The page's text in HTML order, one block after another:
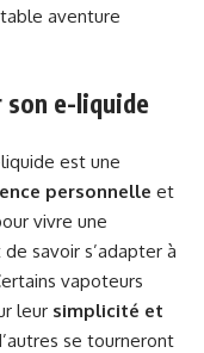
aventure
son e-liquide
est une
personnelle et
vivre une
savoir s’adapter à
vapoteurs
leur simplicité et
se tourneront